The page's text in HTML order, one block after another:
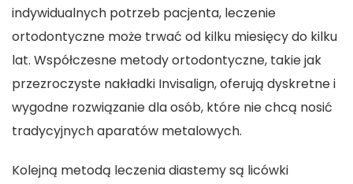
indywidualnych potrzeb pacjenta, leczenie
ortodontyczne może trwać od kilku miesięcy do kilku
lat. Współczesne metody ortodontyczne, takie jak
przezroczyste nakładki Invisalign, oferują dyskretne i
wygodne rozwiązanie dla osób, które nie chcą nosić
tradycyjnych aparatów metalowych.
Kolejną metodą leczenia diastemy są licówki